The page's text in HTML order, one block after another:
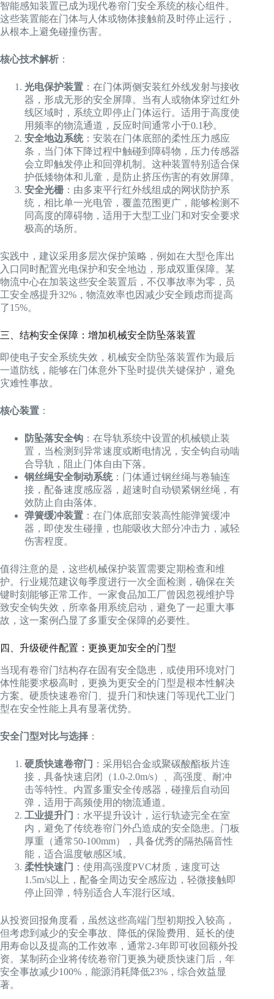
智能感知装置已成为现代卷帘门安全系统的核心组件。
这些装置能在门体与人体或物体接触前及时停止运行，
从根本上避免碰撞伤害。
核心技术解析 ：
光电保护装置 ：在门体两侧安装红外线发射与接收
器，形成无形的安全屏障。当有人或物体穿过红外
线区域时，系统立即停止门体运行。适用于高度使
用频率的物流通道，反应时间通常小于0.1秒。
安全地边系统：安装在门体底部的柔性压力感应
条，当门体下降过程中触碰到障碍物，压力传感器
会立即触发停止和回弹机制。这种装置特别适合保
护低矮物体和儿童，是防止挤压伤害的有效屏障。
安全光栅 ：由多束平行红外线组成的网状防护系
统，相比单一光电管，覆盖范围更广，能够检测不
同高度的障碍物，适用于大型工业门和对安全要求
极高的场所。
实践中，建议采用多层次保护策略，例如在大型仓库出
入口同时配置光电保护和安全地边，形成双重保障。某
物流中心在加装这些安全装置后，不仅事故率为零，员
工安全感提升32%，物流效率也因减少安全顾虑而提高
了15%。
三、结构安全保障：增加机械安全防坠落装置
即使电子安全系统失效，机械安全防坠落装置作为最后
一道防线，能够在门体意外下坠时提供关键保护，避免
灾难性事故。
核心装置 ：
防坠落安全钩 ：在导轨系统中设置的机械锁止装
置，当检测到异常速度或断电情况，安全钩自动啮
合导轨，阻止门体自由下落。
钢丝绳安全制动系统：门体通过钢丝绳与卷轴连
接，配备速度感应器，超速时自动锁紧钢丝绳，有
效防止自由落体。
弹簧缓冲装置 ：在门体底部安装高性能弹簧缓冲
器，即使发生碰撞，也能吸收大部分冲击力，减轻
伤害程度。
值得注意的是，这些机械保护装置需要定期检查和维
护。行业规范建议每季度进行一次全面检测，确保在关
键时刻能够正常工作。一家食品加工厂曾因忽视维护导
致安全钩失效，所幸备用系统启动，避免了一起重大事
故，这一案例凸显了多重安全保障的必要性。
四、升级硬件配置：更换更加安全的门型
当现有卷帘门结构存在固有安全隐患，或使用环境对门
体性能要求极高时，更换为更安全的门型是根本性解决
方案。硬质快速卷帘门、提升门和快速门等现代工业门
型在安全性能上具有显著优势。
安全门型对比与选择 ：
硬质快速卷帘门 ：采用铝合金或聚碳酸酯板片连
接，具备快速启闭（1.0-2.0m/s）、高强度、耐冲
击等特性。内置多重安全传感器，碰撞后自动回
弹，适用于高频使用的物流通道。
工业提升门 ：水平提升设计，运行轨迹完全在室
内，避免了传统卷帘门外凸造成的安全隐患。门板
厚重（通常50-100mm），具备优秀的隔热隔音性
能，适合温度敏感区域。
柔性快速门 ：使用高强度PVC材质，速度可达
1.5m/s以上，配备全周边安全感应边，轻微接触即
停止回弹，特别适合人车混行区域。
从投资回报角度看，虽然这些高端门型初期投入较高，
但考虑到减少的安全事故、降低的保险费用、延长的使
用寿命以及提高的工作效率，通常2-3年即可收回额外投
资。某制药企业将传统卷帘门更换为硬质快速门后，年
安全事故减少100%，能源消耗降低23%，综合效益显
著。